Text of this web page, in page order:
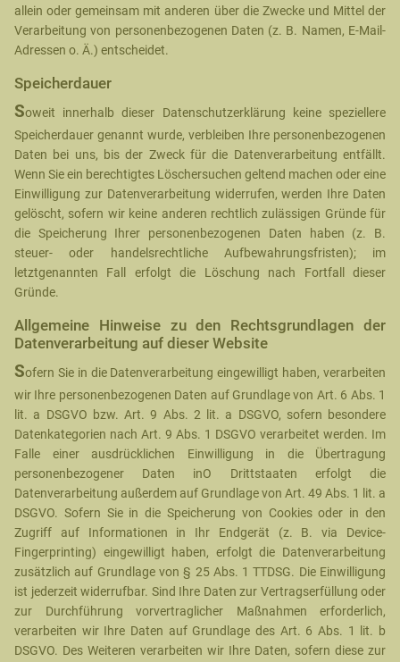
allein oder gemeinsam mit anderen über die Zwecke und Mittel der
Verarbeitung von personenbezogenen Daten (z. B. Namen, E-Mail-
Adressen o. Ä.) entscheidet.
Speicherdauer
Soweit innerhalb dieser Datenschutzerklärung keine speziellere
Speicherdauer genannt wurde, verbleiben Ihre personenbezogenen
Daten bei uns, bis der Zweck für die Datenverarbeitung entfällt.
Wenn Sie ein berechtigtes Löschersuchen geltend machen oder eine
Einwilligung zur Datenverarbeitung widerrufen, werden Ihre Daten
gelöscht, sofern wir keine anderen rechtlich zulässigen Gründe für
die Speicherung Ihrer personenbezogenen Daten haben (z. B.
steuer- oder handelsrechtliche Aufbewahrungsfristen); im
letztgenannten Fall erfolgt die Löschung nach Fortfall dieser
Gründe.
Allgemeine Hinweise zu den Rechtsgrundlagen der
Datenverarbeitung auf dieser Website
Sofern Sie in die Datenverarbeitung eingewilligt haben, verarbeiten
wir Ihre personenbezogenen Daten auf Grundlage von Art. 6 Abs. 1
lit. a DSGVO bzw. Art. 9 Abs. 2 lit. a DSGVO, sofern besondere
Datenkategorien nach Art. 9 Abs. 1 DSGVO verarbeitet werden. Im
Falle einer ausdrücklichen Einwilligung in die Übertragung
personenbezogener Daten inO Drittstaaten erfolgt die
Datenverarbeitung außerdem auf Grundlage von Art. 49 Abs. 1 lit. a
DSGVO. Sofern Sie in die Speicherung von Cookies oder in den
Zugriff auf Informationen in Ihr Endgerät (z. B. via Device-
Fingerprinting) eingewilligt haben, erfolgt die Datenverarbeitung
zusätzlich auf Grundlage von § 25 Abs. 1 TTDSG. Die Einwilligung
ist jederzeit widerrufbar. Sind Ihre Daten zur Vertragserfüllung oder
zur Durchführung vorvertraglicher Maßnahmen erforderlich,
verarbeiten wir Ihre Daten auf Grundlage des Art. 6 Abs. 1 lit. b
DSGVO. Des Weiteren verarbeiten wir Ihre Daten, sofern diese zur